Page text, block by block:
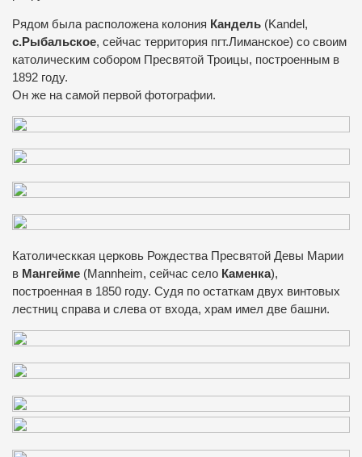
Рядом была расположена колония Кандель (Kandel,
с.Рыбальское, сейчас территория пгт.Лиманское) со своим
католическим собором Пресвятой Троицы, построенным в
1892 году.
Он же на самой первой фотографии.
Католическкая церковь Рождества Пресвятой Девы Марии
в Мангейме (Mannheim, сейчас село Каменка),
построенная в 1850 году. Судя по остаткам двух винтовых
лестниц справа и слева от входа, храм имел две башни.